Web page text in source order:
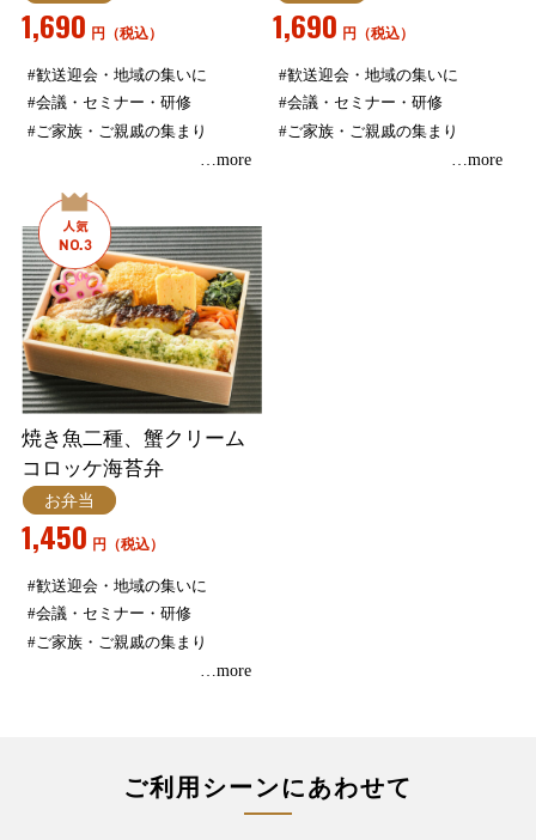
1,690 円（税込）
#歓送迎会・地域の集いに
#会議・セミナー・研修
#ご家族・ご親戚の集まり
…more
1,690 円（税込）
#歓送迎会・地域の集いに
#会議・セミナー・研修
#ご家族・ご親戚の集まり
…more
焼き魚二種、蟹クリーム
コロッケ海苔弁
お弁当
1,450 円（税込）
#歓送迎会・地域の集いに
#会議・セミナー・研修
#ご家族・ご親戚の集まり
…more
ご利用シーンにあわせて